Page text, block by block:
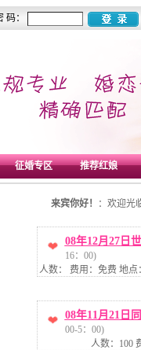
码：
征婚专区 推荐红娘
来宾你好！ ：欢迎光
08年12月27日
16：00)
人数： 费用：免费 地点
08年11月21日
00-5：00)
人数：100